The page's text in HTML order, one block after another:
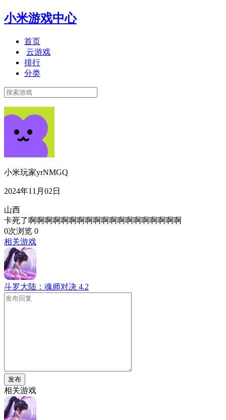
小米游戏中心
首页
云游戏
排行
分类
小米玩家yrNMGQ
2024年11月02日
山西
卡死了啊啊啊啊啊啊啊啊啊啊啊啊啊啊啊啊啊啊啊
0次浏览 0
相关游戏
斗罗大陆：魂师对决 4.2
发布
相关游戏